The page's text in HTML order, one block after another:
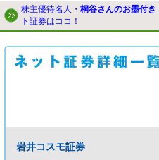
株主優待名人・ 桐谷さんのお墨付き
ト証券はココ！
岩井コスモ証券